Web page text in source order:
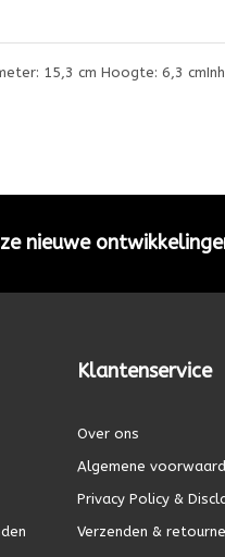
15,3 cm Hoogte: 6,3
nieuwe
Klantenservice
Over ons
Algemene
Privacy Policy &
Verzenden &